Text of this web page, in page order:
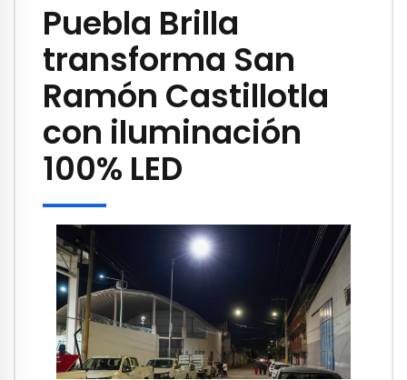
Puebla Brilla
transforma San
Ramón Castillotla
con iluminación
100% LED